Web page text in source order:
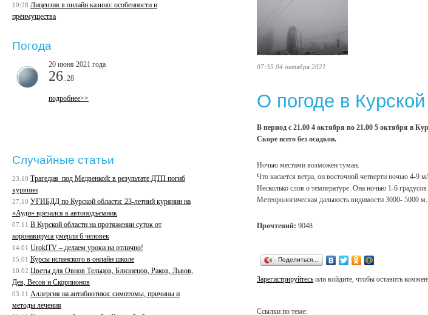
07:35 04 октября 2021
О погоде в
В период с 21.00 4 октября по 21.00 5 октября в
Скоре всего без осадков.
Ночью местами возможен туман.
Что касается ветра, он восточной четверти ночью 4-9
Несколько слов о температуре. Она ночью 1-6
Метеорологическая дальность видимости 3000- 5000
Прочтений: 9048
Поделиться…
Зарегистрируйтесь или войдите, чтобы оставить
Ссылки по теме:
10:28 Лицензия в онлайн казино: особенности и
преимущества
Погода
20 июня 2021 года
26 ..28
подробнее>>
Случайные статьи
23.10 Трагедия под Медвенкой: в результате ДТП погиб
курянин
27.10 УГИБДД по Курской области: 23-летний курянин на
«Ауди» врезался в автоподъемник
07.11 В Курской области на протяжении суток от
коронавируса умерли 6 человек
14.01 UrokiTV – делаем уроки на отлично!
15.01 Курсы испанского в онлайн школе
10.02 Цветы для Овнов Тельцов, Близнецов, Раков, Львов,
Дев, Весов и Скорпионов
03.11 Аллергия на антибиотики: симптомы, причины и
методы лечения